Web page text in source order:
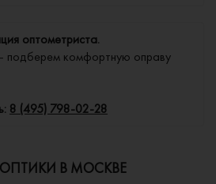
оптометриста.
подберем комфортную оправу
8 (495) 798-02-28
В МОСКВЕ